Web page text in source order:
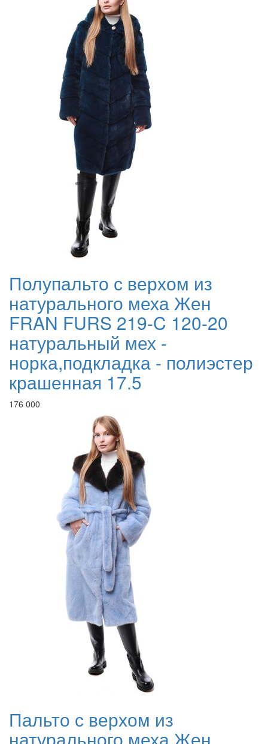
Полупальто с верхом из
натурального меха Жен
FRAN FURS 219-C 120-20
натуральный мех -
норка,подкладка - полиэстер
крашенная 17.5
176 000
Пальто с верхом из